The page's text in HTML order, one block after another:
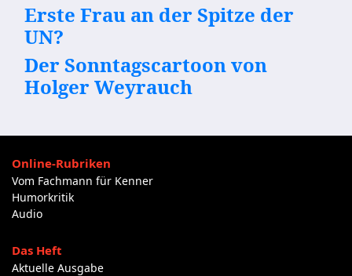
Erste Frau an der Spitze der
UN?
Der Sonntagscartoon von
Holger Weyrauch
Online-Rubriken
Vom Fachmann für Kenner
Humorkritik
Audio
Das Heft
Aktuelle Ausgabe